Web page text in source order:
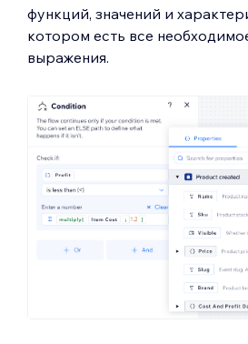
функций, значений и
котором есть все
выражения.